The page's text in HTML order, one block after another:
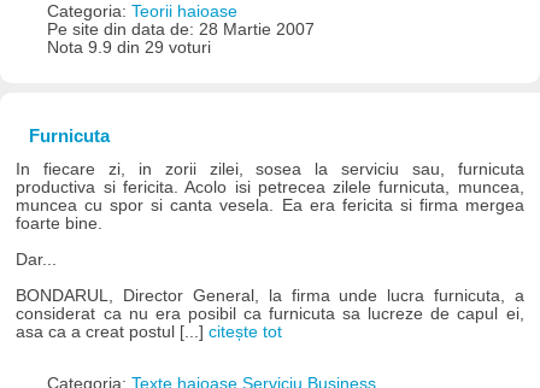
Categoria: Teorii haioase
Pe site din data de: 28 Martie 2007
Nota 9.9 din 29 voturi
Furnicuta
In fiecare zi, in zorii zilei, sosea la serviciu sau, furnicuta
productiva si fericita. Acolo isi petrecea zilele furnicuta, muncea,
muncea cu spor si canta vesela. Ea era fericita si firma mergea
foarte bine.
Dar...
BONDARUL, Director General, la firma unde lucra furnicuta, a
considerat ca nu era posibil ca furnicuta sa lucreze de capul ei,
asa ca a creat postul [...]citește tot
Categoria: Texte haioase Serviciu Business